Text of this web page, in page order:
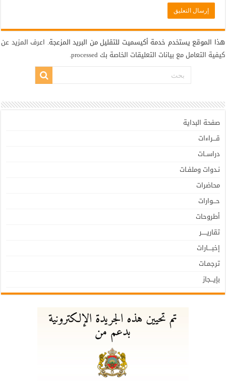
هذا الموقع يستخدم خدمة أكيسميت للتقليل من البريد المزعجة. اعرف المزيد عن
كيفية التعامل مع بيانات التعليقات الخاصة بك processed
.
صفحة البداية
قـــراءات
دراســات
نـدوات وملفـات
محاضرات
حـــوارات
أطروحات
تقاريـــــر
إخبــــارات
ترجمـات
بإيـــجاز